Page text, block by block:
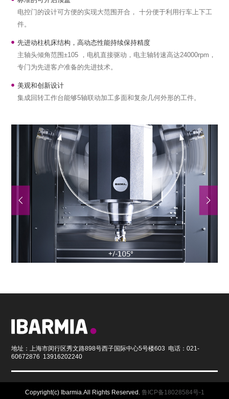
电控门的设计可方便的实现大范围开合， 十分便于利用行车上下工
件。
先进动柱机床结构，高动态性能持续保持精度
主轴头倾角范围±105 ，电机直接驱动，电主轴转速高达24000rpm，
专门为先进客户准备的先进技术。
美观和创新设计
集成回转工作台能够5轴联动加工多面和复杂几何外形的工件。
地址：上海市闵行区秀文路898号西子国际中心5号楼603 电话：021-
60672876 13916202240
Copyright(c) Ibarmia.All Rights Reserved. 鲁ICP备18028584号-1